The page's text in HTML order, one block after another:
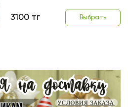
3100 тг Выбрать